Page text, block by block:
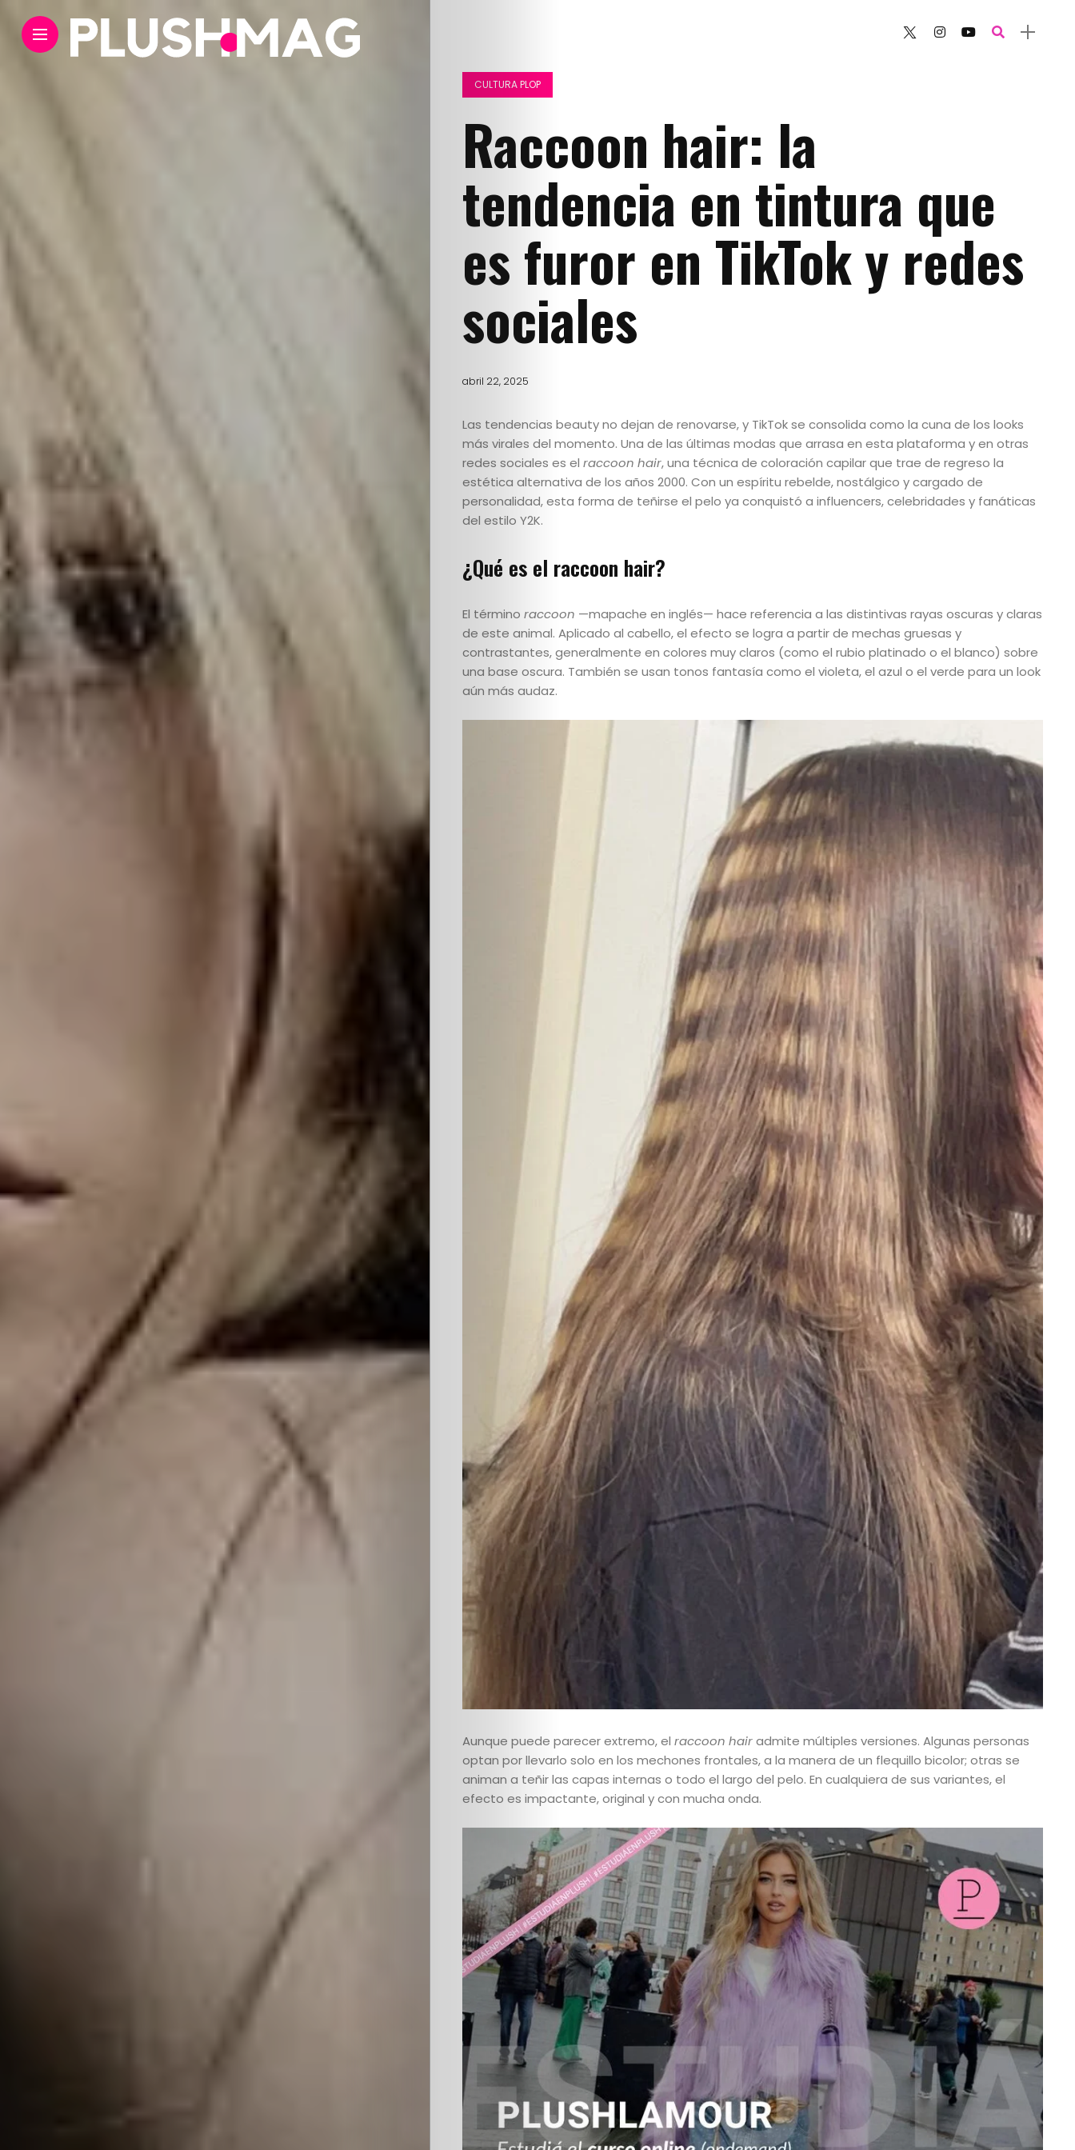
Quienes
Somos
Editoriales
Comunidad
Los
Elegidos
Cultura
PLOP
Imagen
y
Belleza
Crónicas
Contacto
La
CULTURA PLOP
Raccoon hair: la
tendencia en tintura que
es furor en TikTok y redes
sociales
abril 22, 2025
Las tendencias beauty no dejan de renovarse, y TikTok se consolida como la cuna de los looks
más virales del momento. Una de las últimas modas que arrasa en esta plataforma y en otras
redes sociales es el raccoon hair, una técnica de coloración capilar que trae de regreso la
estética alternativa de los años 2000. Con un espíritu rebelde, nostálgico y cargado de
personalidad, esta forma de teñirse el pelo ya conquistó a influencers, celebridades y fanáticas
del estilo Y2K.
¿Qué es el raccoon hair?
El término raccoon —mapache en inglés— hace referencia a las distintivas rayas oscuras y claras
de este animal. Aplicado al cabello, el efecto se logra a partir de mechas gruesas y
contrastantes, generalmente en colores muy claros (como el rubio platinado o el blanco) sobre
una base oscura. También se usan tonos fantasía como el violeta, el azul o el verde para un look
aún más audaz.
Aunque puede parecer extremo, el raccoon hairadmite múltiples versiones. Algunas personas
optan por llevarlo solo en los mechones frontales, a la manera de un flequillo bicolor; otras se
animan a teñir las capas internas o todo el largo del pelo. En cualquiera de sus variantes, el
efecto es impactante, original y con mucha onda.